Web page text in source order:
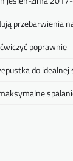
przebarwienia
poprawnie
do